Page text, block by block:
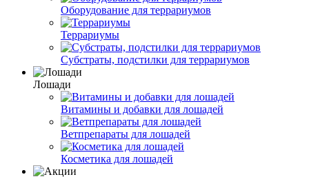
Оборудование для террариумов
Террариумы
Субстраты, подстилки для террариумов
Лошади
Витамины и добавки для лошадей
Ветпрепараты для лошадей
Косметика для лошадей